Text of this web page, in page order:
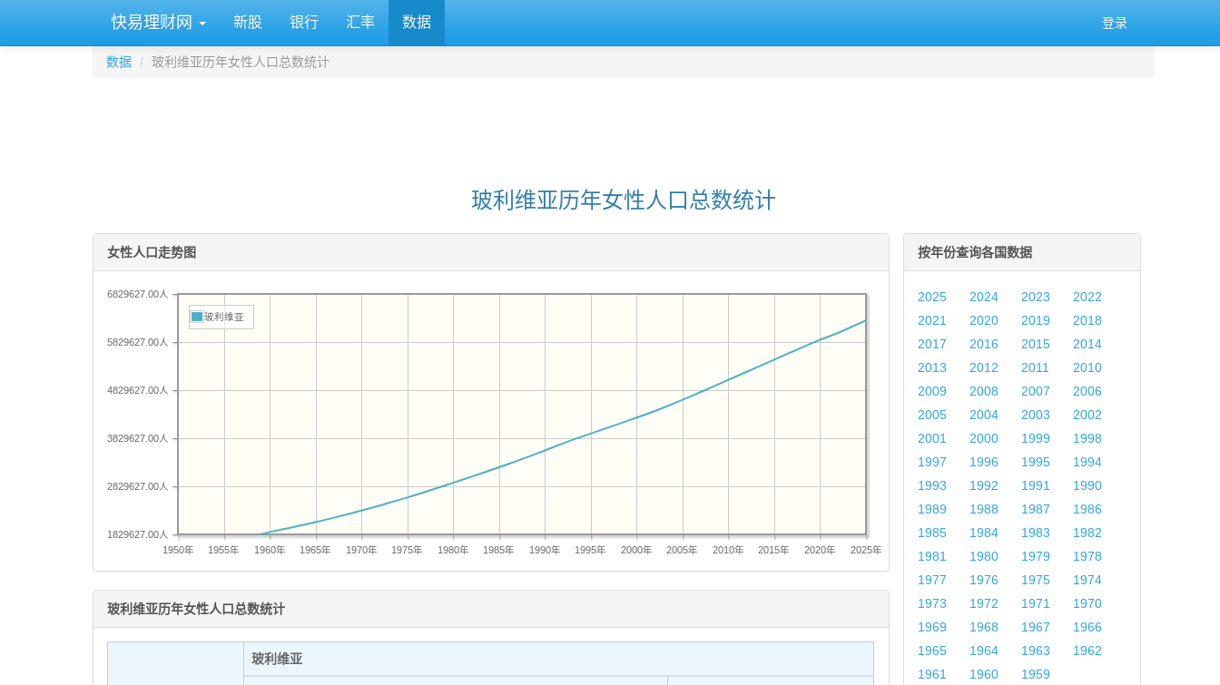
快易理财网 新股 银行 汇率 数据 登录
数据 玻利维亚历年女性人口总数统计
玻利维亚历年女性人口总数统计
女性人口走势图
1950年 1955年 1960年 1965年 1970年 1975年 1980年 1985年 1990年 1995年 2000年 2005年 2010年 2015年 2020年 2025年
1829627.00人
2829627.00人
3829627.00人
4829627.00人
5829627.00人
6829627.00人
玻利维亚
玻利维亚历年女性人口总数统计
玻利维亚
按年份查询各国数据
2025 2024 2023
2022
2021
2020 2019
2018
2017
2016 2015
2014
2013
2012 2011
2010
2009
2008 2007
2006
2005
2004 2003
2002
2001
2000 1999
1998
1997
1996 1995
1994
1993
1992 1991
1990
1989
1988 1987
1986
1985
1984 1983
1982
1981
1980 1979
1978
1977
1976 1975
1974
1973
1972 1971
1970
1969
1968 1967
1966
1965
1964 1963
1962
1961
1960 1959